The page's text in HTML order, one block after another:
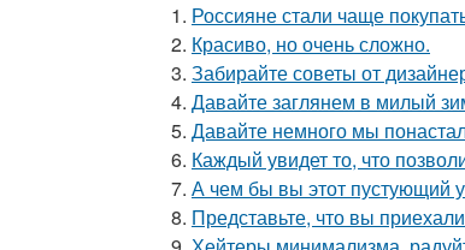
1. Россияне стали чаще
2. Красиво, но очень сложно.
3. Забирайте советы от
4. Давайте заглянем в милый
5. Давайте немного мы
6. Каждый увидет то, что
7. А чем бы вы этот пустующий
8. Представьте, что вы